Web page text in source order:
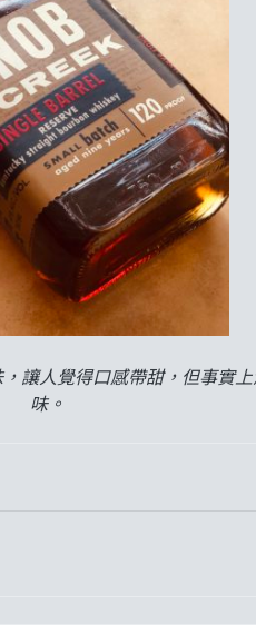
讓人覺得口感帶甜，但事實
味。